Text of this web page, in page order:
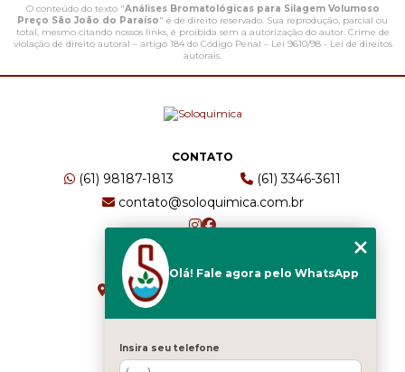
O conteúdo do texto "Análises Bromatológicas para Silagem Volumoso
Preço São João do Paraíso" é de direito reservado. Sua reprodução, parcial ou
total, mesmo citando nossos links, é proibida sem a autorização do autor. Crime de
violação de direito autoral – artigo 184 do Código Penal – Lei 9610/98 - Lei de direitos
autorais.
CONTATO
(61) 98187-1813
(61) 3346-3611
contato@soloquimica.com.br
ENDEREÇO
CRS 511 Sul, Bl B, Sl 49 - Asa Sul
Brasília - DF - CEP: 70361-520
Olá! Fale agora pelo WhatsApp
Insira seu telefone